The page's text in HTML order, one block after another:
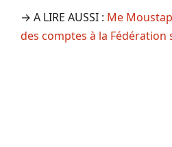
→ A LIRE AUSSI : Me
des comptes à la Fédération